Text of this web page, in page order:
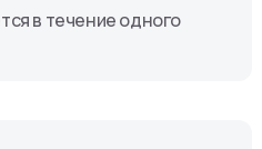
в течение одного